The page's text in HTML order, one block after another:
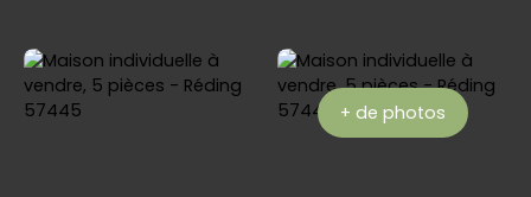
+ de photos